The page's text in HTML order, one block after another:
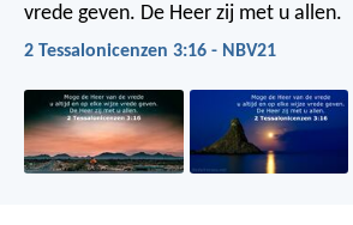
vrede geven. De Heer zij met u allen.
2 Tessalonicenzen 3:16 - NBV21